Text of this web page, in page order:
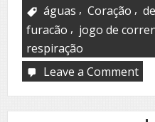
águas , Coração ,
furacão , jogo de
respiração
Leave a Commenton
do